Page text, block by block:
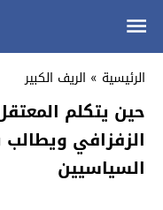
الرئيسية » الريف الكبير
حين يتكلم
الزفزافي
السياسيين